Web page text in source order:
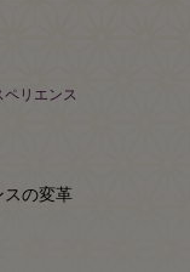
リエンス
スの変革